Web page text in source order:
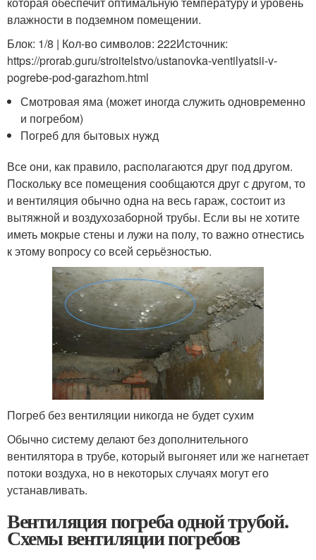
влажности в подземном помещении.
Блок: 1/8 | Кол-во символов: 222Источник:
https://prorab.guru/stroitelstvo/ustanovka-ventilyatsii-v-
pogrebe-pod-garazhom.html
Смотровая яма (может иногда служить одновременно
и погребом)
Погреб для бытовых нужд
Все они, как правило, располагаются друг под другом.
Поскольку все помещения сообщаются друг с другом, то
и вентиляция обычно одна на весь гараж, состоит из
вытяжной и воздухозаборной трубы. Если вы не хотите
иметь мокрые стены и лужи на полу, то важно отнестись
к этому вопросу со всей серьёзностью.
Погреб без вентиляции никогда не будет сухим
Обычно систему делают без дополнительного
вентилятора в трубе, который выгоняет или же нагнетает
потоки воздуха, но в некоторых случаях могут его
устанавливать.
Вентиляция погреба одной трубой.
Схемы вентиляции погребов